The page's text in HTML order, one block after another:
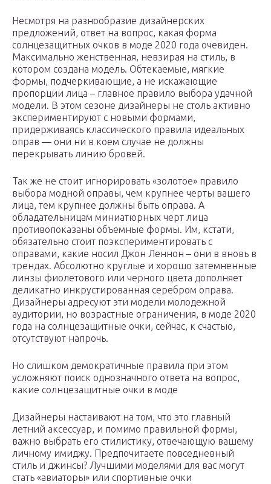
Несмотря на разнообразие дизайнерских
предложений, ответ на вопрос, какая форма
солнцезащитных очков в моде 2020 года очевиден.
Максимально женственная, невзирая на стиль, в
котором создана модель. Обтекаемые, мягкие
формы, подчеркивающие, а не искажающие
пропорции лица – главное правило выбора удачной
модели. В этом сезоне дизайнеры не столь активно
экспериментируют с новыми формами,
придерживаясь классического правила идеальных
оправ — они ни в коем случае не должны
перекрывать линию бровей.
Так же не стоит игнорировать «золотое» правило
выбора модной оправы, чем крупнее черты вашего
лица, тем крупнее должны быть оправа. А
обладательницам миниатюрных черт лица
противопоказаны объемные формы. Им, кстати,
обязательно стоит поэкспериментировать с
оправами, какие носил Джон Леннон – они в вновь в
трендах. Абсолютно круглые и хорошо затемненные
линзы фиолетового или черного цвета дополняет
деликатно инкрустированная серебром оправа.
Дизайнеры адресуют эти модели молодежной
аудитории, но возрастные ограничения, в моде 2020
года на солнцезащитные очки, сейчас, к счастью,
отсутствуют напрочь.
Но слишком демократичные правила при этом
усложняют поиск однозначного ответа на вопрос,
какие солнцезащитные очки в моде
Дизайнеры настаивают на том, что это главный
летний аксессуар, и помимо правильной формы,
важно выбрать его стилистику, отвечающую вашему
личному имиджу. Предпочитаете повседневный
стиль и джинсы? Лучшими моделями для вас могут
стать «авиаторы» или спортивные очки